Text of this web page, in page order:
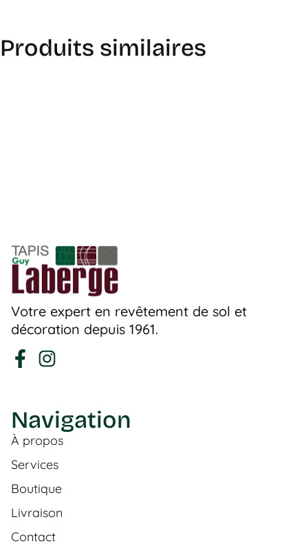
Produits similaires
Votre expert en revêtement de sol et
décoration depuis 1961.
Navigation
À propos
Services
Boutique
Livraison
Contact